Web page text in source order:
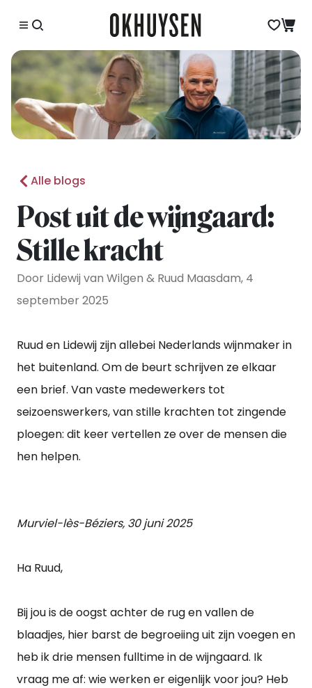
Alle blogs
Post uit de wijngaard:
Stille kracht
Door Lidewij van Wilgen & Ruud Maasdam, 4
september 2025
Ruud en Lidewij zijn allebei Nederlands wijnmaker in
het buitenland. Om de beurt schrijven ze elkaar
een brief. Van vaste medewerkers tot
seizoenswerkers, van stille krachten tot zingende
ploegen: dit keer vertellen ze over de mensen die
hen helpen.
Murviel-lès-Béziers, 30 juni 2025
Ha Ruud,
Bij jou is de oogst achter de rug en vallen de
blaadjes, hier barst de begroeiing uit zijn voegen en
heb ik drie mensen fulltime in de wijngaard. Ik
vraag me af: wie werken er eigenlijk voor jou? Heb